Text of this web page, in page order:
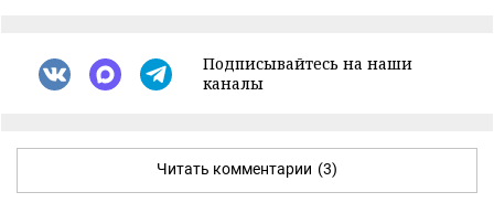
Подписывайтесь на наши
каналы
Читать комментарии (3)